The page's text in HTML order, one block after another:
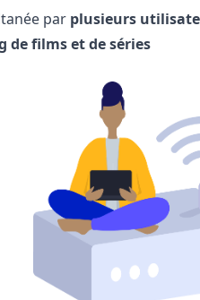
par plusieurs
de films et de séries